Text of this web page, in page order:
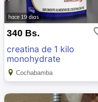
hace 19 dias
340 Bs.
creatina de 1 kilo
monohydrate
Cochabamba